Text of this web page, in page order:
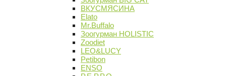
ВКУСМЯСИНА
Elato
Mr.Buffalo
Зоогурман HOLISTIC
Zoodiet
LEO&LUCY
Petibon
ENSO